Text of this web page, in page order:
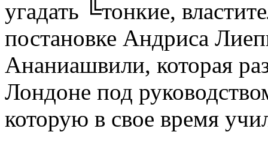
угадать ╚тонкие,
постановке Андриса
Ананиашвили, которая
Лондоне под
которую в свое время